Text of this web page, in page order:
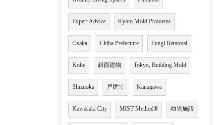
Expert Advice Kyoto Mold Problems
Osaka Chiba Prefecture Fungi Removal
Kobe 斜面建物 Tokyo, Building Mold
Shizuoka 戸建て Kanagawa
Kawasaki City MIST Method® 幼児施設